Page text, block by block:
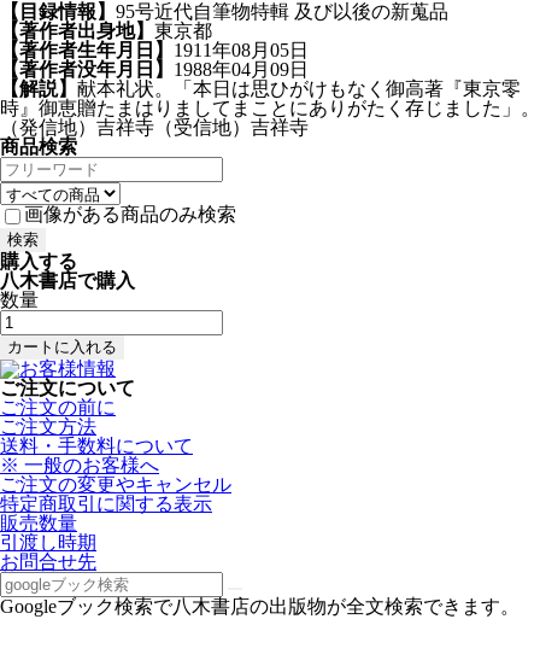
【目録情報】 95号近代自筆物特輯 及び以後の新蒐品
【著作者出身地】 東京都
【著作者生年月日】 1911年08月05日
【著作者没年月日】 1988年04月09日
【解説】 献本礼状。「本日は思ひがけもなく御高著『東京零
時』御恵贈たまはりましてまことにありがたく存じました」。
（発信地）吉祥寺（受信地）吉祥寺
商品検索
画像がある商品のみ検索
購入する
八木書店で購入
数量
ご注文について
ご注文の前に
ご注文方法
送料・手数料について
※ 一般のお客様へ
ご注文の変更やキャンセル
特定商取引に関する表示
販売数量
引渡し時期
お問合せ先
Googleブック検索で八木書店の出版物が全文検索できます。